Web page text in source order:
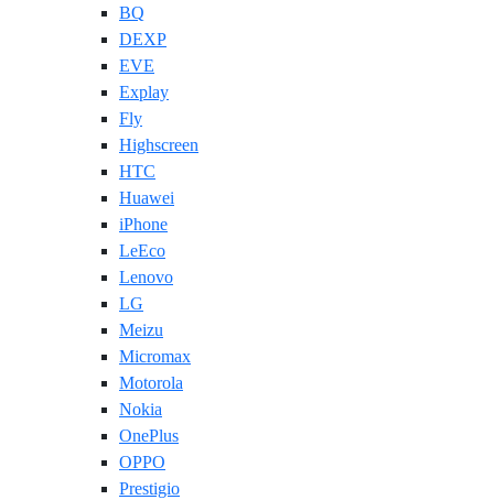
BQ
DEXP
EVE
Explay
Fly
Highscreen
HTC
Huawei
iPhone
LeEco
Lenovo
LG
Meizu
Micromax
Motorola
Nokia
OnePlus
OPPO
Prestigio